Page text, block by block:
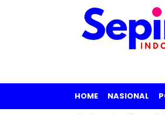
HOME NASIONAL